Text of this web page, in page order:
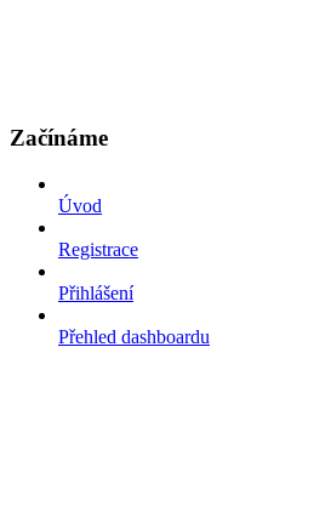
Začínáme
Úvod
Registrace
Přihlášení
Přehled dashboardu